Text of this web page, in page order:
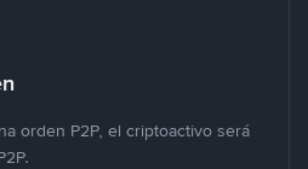
orden P2P, el criptoactivo será